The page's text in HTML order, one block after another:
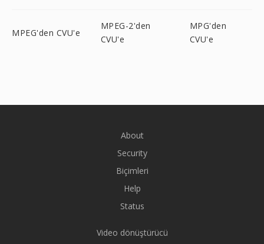
MPEG'den CVU'e
MPEG-2'den
CVU'e
MPG'den
CVU'e
About
Security
Biçimleri
Help
Status
Video dönüştürücü